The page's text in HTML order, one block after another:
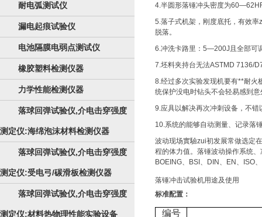
耐电弧测试仪
漏电起痕试验仪
电池隔膜电弱点测试仪
橡胶塑料检测仪器
力学性能检测仪器
落球回弹试验仪,介电击穿强度
测定仪:海绵泡沫材料检测仪器
落球回弹试验仪,介电击穿强度
测定仪:受电弓/碳滑板检测仪器
落球回弹试验仪,介电击穿强度
测定仪:材料热物理性能实验设备
4.半圆形落锤冲头密度为
5.落子式机架，刚度底托，有效
脱落。
6.冲洗卡路里：5—200J且全部可
7.坯料夹持台无法ASTMD 7136/
8.经过多次实验发现机要有**耐火
统保护没电时钻头不会轻易感到
9.应具以解决再次冲刺设备，不
10.系统的能够自动测量、记录落
波动现场實驗zui初发展常做选定
程的体力值。落锤波动操作系统
BOEING、BSI、DIN、EN、ISO
落锤冲击试验机用途及使用
标准配置：
编号